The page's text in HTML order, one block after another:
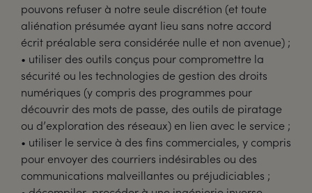
pouvons refuser à notre seule discrétion (et toute
aliénation présumée ayant lieu sans notre accord
écrit préalable sera considérée nulle et non avenue) ;
• utiliser des outils conçus pour compromettre la
sécurité ou les technologies de gestion des droits
numériques (y compris des programmes pour
découvrir des mots de passe, des outils de piratage
ou d’exploration des réseaux) en lien avec le service ;
• utiliser le service à des fins commerciales, y compris
pour envoyer des courriers indésirables ou des
communications malveillantes ou préjudiciables ;